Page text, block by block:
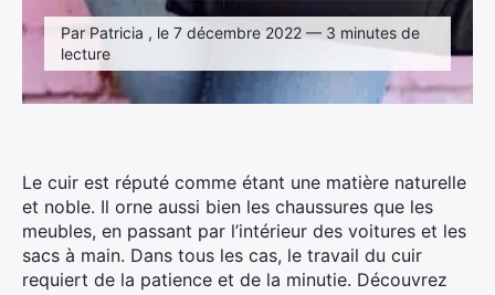
Par Patricia , le 7 décembre 2022 — 3 minutes de
lecture
Le cuir est réputé comme étant une matière naturelle
et noble. Il orne aussi bien les chaussures que les
meubles, en passant par l’intérieur des voitures et les
sacs à main. Dans tous les cas, le travail du cuir
requiert de la patience et de la minutie. Découvrez